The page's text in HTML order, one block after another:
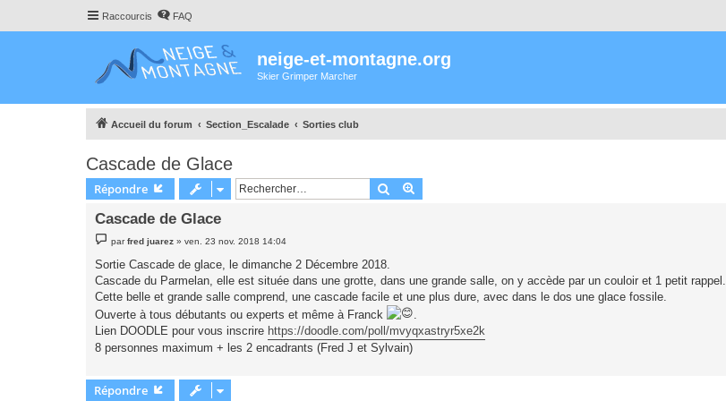
Raccourcis FAQ
neige-et-montagne.org
Skier Grimper Marcher
Accueil du forum Section_Escalade Sorties club
Cascade de Glace
Répondre Rechercher
Cascade de Glace
e
s
a
e
parfred juarez »ven. 23 nov. 2018 14:04
Sortie Cascade de glace, le dimanche 2 Décembre 2018.
Cascade du Parmelan, elle est située dans une grotte, dans une grande salle, on y accède par un couloir et 1 petit rappel.
Cette belle et grande salle comprend, une cascade facile et une plus dure, avec dans le dos une glace fossile.
Ouverte à tous débutants ou experts et même à Franck
.
Lien DOODLE pour vous inscrire https://doodle.com/poll/mvyqxastryr5xe2k
8 personnes maximum + les 2 encadrants (Fred J et Sylvain)
Répondre